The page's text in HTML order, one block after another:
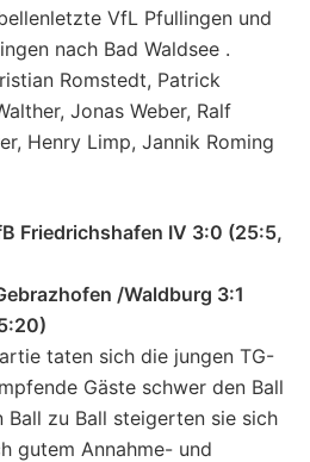
VfL Pfullingen und
nach Bad Waldsee .
Romstedt, Patrick
Jonas Weber, Ralf
Henry Limp, Jannik Roming
Friedrichshafen IV 3:0 (25:5,
/Waldburg 3:1
taten sich die jungen TG-
Gäste schwer den Ball
Ball zu Ball steigerten sie sich
gutem Annahme- und